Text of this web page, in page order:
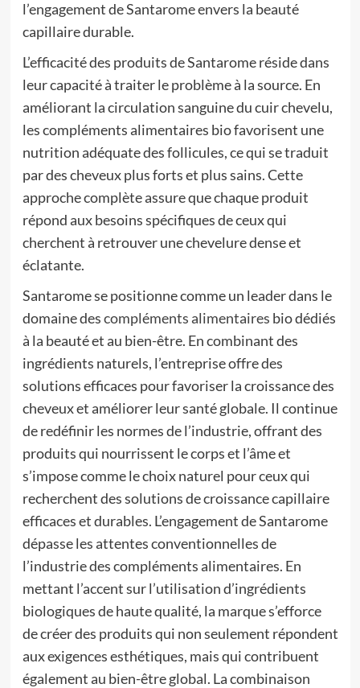
l’engagement de Santarome envers la beauté
capillaire durable.
L’efficacité des produits de Santarome réside dans
leur capacité à traiter le problème à la source. En
améliorant la circulation sanguine du cuir chevelu,
les compléments alimentaires bio favorisent une
nutrition adéquate des follicules, ce qui se traduit
par des cheveux plus forts et plus sains. Cette
approche complète assure que chaque produit
répond aux besoins spécifiques de ceux qui
cherchent à retrouver une chevelure dense et
éclatante.
Santarome se positionne comme un leader dans le
domaine descompléments alimentaires bio dédiés
à la beauté et au bien-être. En combinant des
ingrédients naturels, l’entreprise offre des
solutions efficaces pour favoriser la croissance des
cheveux et améliorer leur santé globale. Il continue
de redéfinir les normes de l’industrie, offrant des
produits qui nourrissent le corps et l’âme et
s’impose comme le choix naturel pour ceux qui
recherchent des solutions de croissance capillaire
efficaces et durables. L’engagement de Santarome
dépasse les attentes conventionnelles de
l’industrie des compléments alimentaires. En
mettant l’accent sur l’utilisation d’ingrédients
biologiques de haute qualité, la marque s’efforce
de créer des produits qui non seulement répondent
aux exigences esthétiques, mais qui contribuent
également au bien-être global. La combinaison